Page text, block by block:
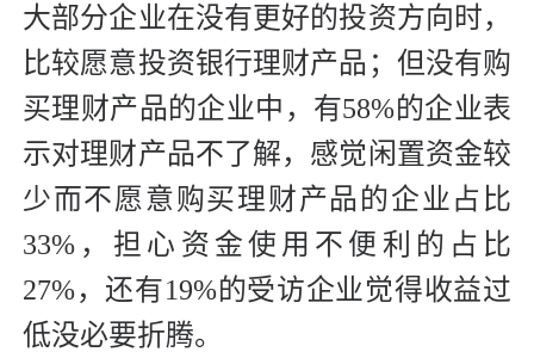
大部分企业在没有更好的投资方向时，
比较愿意投资银行理财产品；但没有购
买理财产品的企业中，有58%的企业表
示对理财产品不了解，感觉闲置资金较
少而不愿意购买理财产品的企业占比
33%，担心资金使用不便利的占比
27%，还有19%的受访企业觉得收益过
低没必要折腾。